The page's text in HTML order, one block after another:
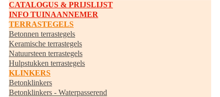
CATALOGUS & PRIJSLIJST
INFO TUINAANNEMER
TERRASTEGELS
Betonnen terrastegels
Keramische terrastegels
Natuursteen terrastegels
Hulpstukken terrastegels
KLINKERS
Betonklinkers
Betonklinkers - Waterpasserend